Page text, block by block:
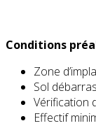
Conditions
Zone
Sol
Vérification
Effectif